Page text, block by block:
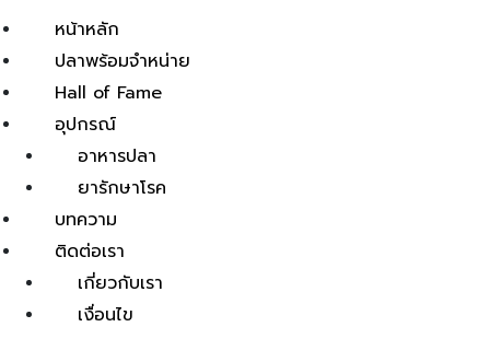
หน้าหลัก
ปลาพร้อมจำหน่าย
Hall of Fame
อุปกรณ์
อาหารปลา
ยารักษาโรค
บทความ
ติดต่อเรา
เกี่ยวกับเรา
เงื่อนไข